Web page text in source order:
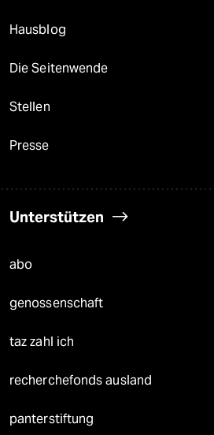
Hausblog
Die Seitenwende
Stellen
Presse
Unterstützen
abo
genossenschaft
taz zahl ich
recherchefonds ausland
panterstiftung